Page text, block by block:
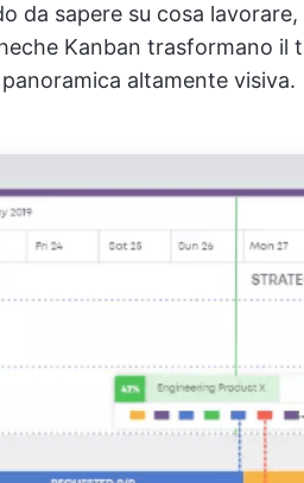
da sapere su cosa
Kanban trasformano il
altamente visiva.